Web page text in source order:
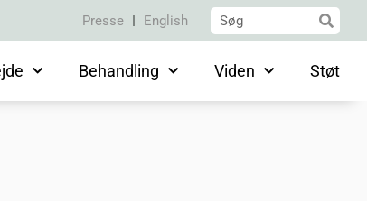
Presse English
Behandling Viden Støt